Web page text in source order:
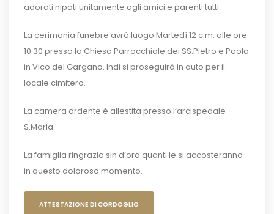
adorati nipoti unitamente agli amici e parenti tutti.
La cerimonia funebre avrà luogo Martedì 12 c.m. alle ore
10:30 presso la Chiesa Parrocchiale dei SS.Pietro e Paolo
in Vico del Gargano. Indi si proseguirà in auto per il
locale cimitero.
La camera ardente è allestita presso l’arcispedale
S.Maria.
La famiglia ringrazia sin d’ora quanti le si accosteranno
in questo doloroso momento.
ATTESTAZIONE DI CORDOGLIO